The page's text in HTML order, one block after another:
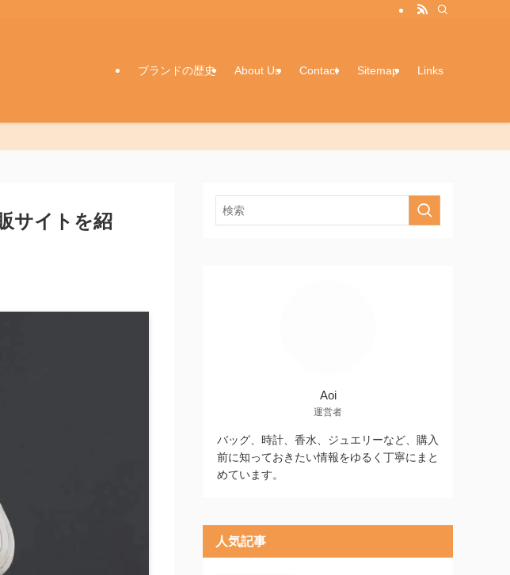
ブランドの歴史 About Us Contact Sitemap Links
サイトを紹
Aoi
運営者
バッグ、時計、香水、ジュエリーなど、購入
前に知っておきたい情報をゆるく丁寧にまと
めています。
人気記事